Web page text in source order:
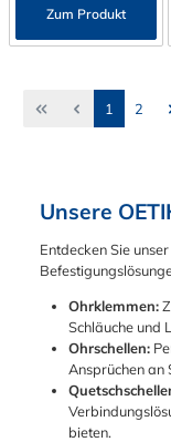
Zum Produkt
Seite
1 Seite
2
Unsere
Entdecken Sie
Ohrklemmen:
Schläuche und
Ohrschellen:
Ansprüchen an
bieten.